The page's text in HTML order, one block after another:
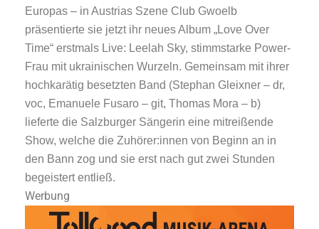
Europas – in Austrias Szene Club Gwoelb
präsentierte sie jetzt ihr neues Album „Love Over
Time“ erstmals Live: Leelah Sky, stimmstarke Power-
Frau mit ukrainischen Wurzeln. Gemeinsam mit ihrer
hochkarätig besetzten Band (Stephan Gleixner – dr,
voc, Emanuele Fusaro – git, Thomas Mora – b)
lieferte die Salzburger Sängerin eine mitreißende
Show, welche die Zuhörer:innen von Beginn an in
den Bann zog und sie erst nach gut zwei Stunden
begeistert entließ.
Werbung